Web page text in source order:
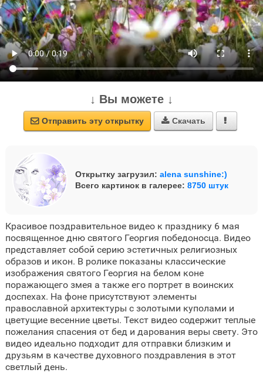
↓ Вы можете ↓
 Отправить эту открытку  Скачать 
Открытку загрузил: alena sunshine:)
Всего картинок в галерее: 8750 штук
Красивое поздравительное видео к празднику 6 мая
посвященное дню святого Георгия победоносца. Видео
представляет собой серию эстетичных религиозных
образов и икон. В ролике показаны классические
изображения святого Георгия на белом коне
поражающего змея а также его портрет в воинских
доспехах. На фоне присутствуют элементы
православной архитектуры с золотыми куполами и
цветущие весенние цветы. Текст видео содержит теплые
пожелания спасения от бед и дарования веры свету. Это
видео идеально подходит для отправки близким и
друзьям в качестве духовного поздравления в этот
светлый день.